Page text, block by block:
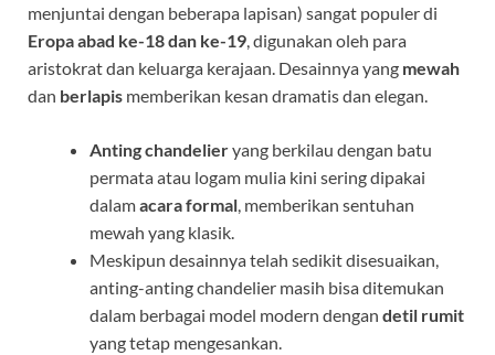
menjuntai dengan beberapa lapisan) sangat populer di
Eropa abad ke-18 dan ke-19 , digunakan oleh para
aristokrat dan keluarga kerajaan. Desainnya yang mewah
dan berlapis memberikan kesan dramatis dan elegan.
Anting chandelieryang berkilau dengan batu
permata atau logam mulia kini sering dipakai
dalamacara formal , memberikan sentuhan
mewah yang klasik.
Meskipun desainnya telah sedikit disesuaikan,
anting-anting chandelier masih bisa ditemukan
dalam berbagai model modern dengan detil rumit
yang tetap mengesankan.